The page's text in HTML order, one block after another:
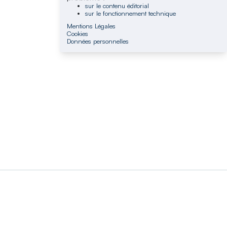
sur le contenu éditorial
sur le fonctionnement technique
Mentions Légales
Cookies
Données personnelles